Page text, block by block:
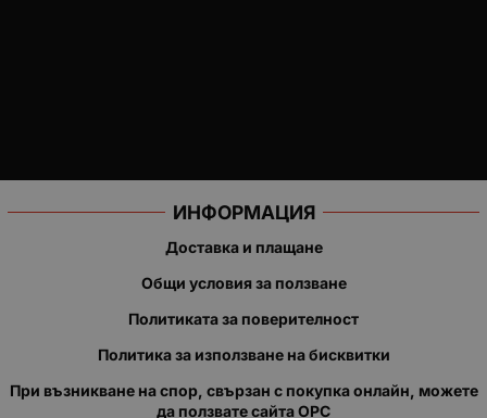
ИНФОРМАЦИЯ
Доставка и плащане
Общи условия за ползване
Политиката за поверителност
Политика за използване на бисквитки
При възникване на спор, свързан с покупка онлайн, можете
да ползвате сайта ОРС